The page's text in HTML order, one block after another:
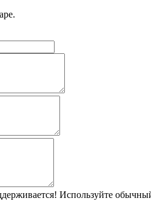
Используйте